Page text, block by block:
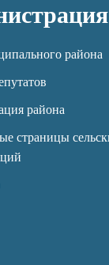
района
района
страницы